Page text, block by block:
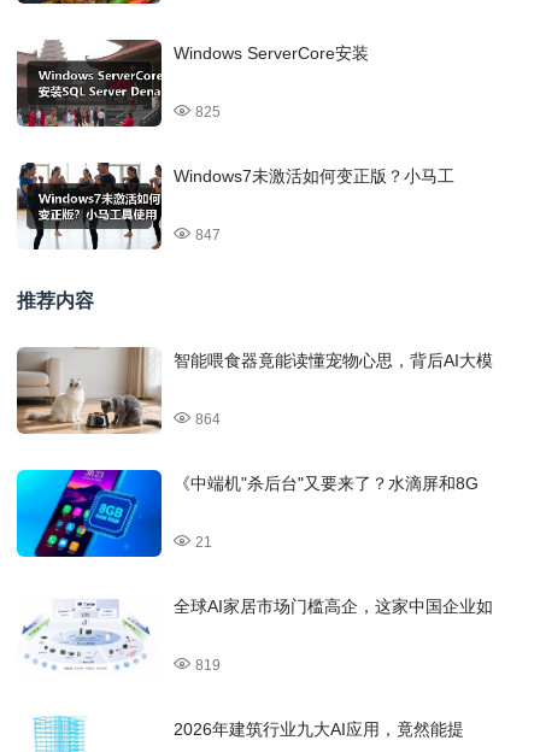
Windows ServerCore安装
825
Windows7未激活如何变正版？小马工
847
推荐内容
智能喂食器竟能读懂宠物心思，背后AI大模
864
《中端机"杀后台"又要来了？水滴屏和8G
21
全球AI家居市场门槛高企，这家中国企业如
819
2026年建筑行业九大AI应用，竟然能提